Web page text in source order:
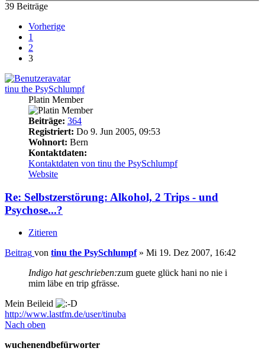
39 Beiträge
Vorherige
1
2
3
tinu the PsySchlumpf
Platin Member
Beiträge: 364
Registriert: Do 9. Jun 2005, 09:53
Wohnort: Bern
Kontaktdaten:
Kontaktdaten von tinu the PsySchlumpf
Website
Re: Selbstzerstörung: Alkohol, 2 Trips - und
Psychose...?
Zitieren
Beitrag von tinu the PsySchlumpf» Mi 19. Dez 2007, 16:42
Indigo hat geschrieben:zum guete glück hani no nie i
mim läbe en trip gfrässe.
Mein Beileid
http://www.lastfm.de/user/tinuba
Nach oben
wuchenendbefürworter